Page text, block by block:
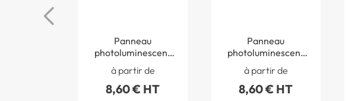
Panneau
photoluminescent
Porte Coupe-feu à
maintenir fermée
à partir de
8,60 € HT
Panneau
photoluminescent
Porte Coupe-feu Ne
mettez pas d
´obstacle à la
à partir de
8,60 € HT